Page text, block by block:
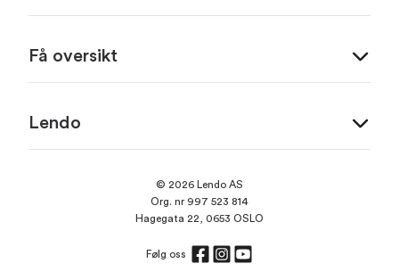
Få oversikt
Lendo
© 2026 Lendo AS
Org. nr 997 523 814
Hagegata 22, 0653 OSLO
Følg oss